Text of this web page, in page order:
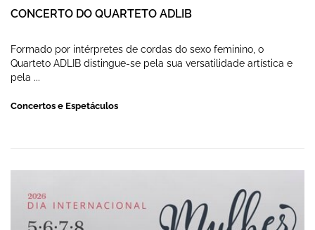
CONCERTO DO QUARTETO ADLIB
Formado por intérpretes de cordas do sexo feminino, o
Quarteto ADLIB distingue-se pela sua versatilidade artística e
pela ...
Concertos e Espetáculos